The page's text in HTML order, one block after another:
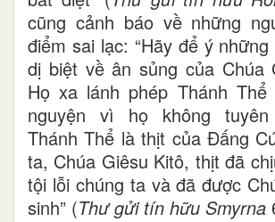
cũng cảnh báo về những
điểm sai lạc: “Hãy để ý
dị biệt về ân sủng của Chúa
Họ xa lánh phép Thánh
nguyện vì họ không
Thánh Thể là thịt của Đấng
ta, Chúa Giêsu Kitô, thịt đã
tội lỗi chúng ta và đã được
sinh” (Thư gửi tín hữu Smyrna